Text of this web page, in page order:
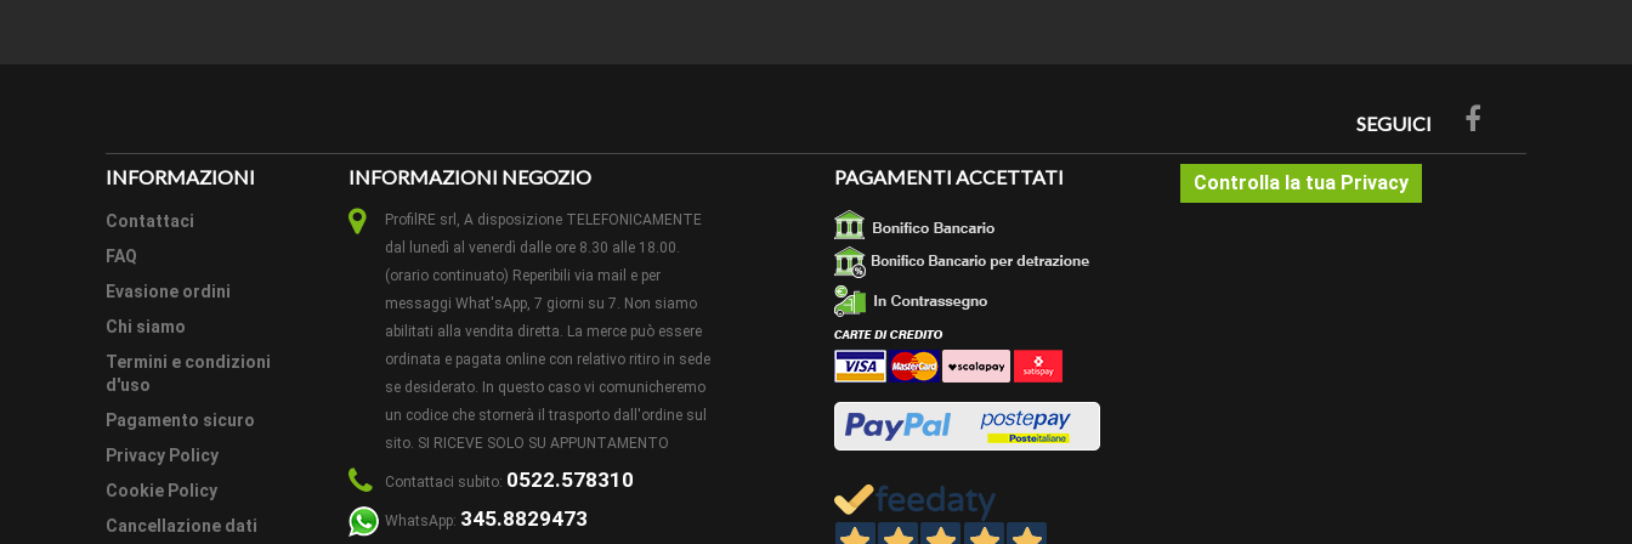
PARTICOLARITÀ DI
In caso di posa di cavi diversi da quelli ADSL, stereo o simili, ma appartenenti all'impianto elettrico, è sempre
consigliabile consultare un elettricista per garantire la conformità dell'impianto
METODO DI POSA A colla o con i tasselli (NON FORNITI)
CONDIZIONI: NUOVO - aggiornamento 25-04-2025
SEGUICI
INFORMAZIONI
Contattaci
FAQ
Evasione ordini
Chi siamo
Termini e condizioni
d'uso
Pagamento sicuro
Privacy Policy
Cookie Policy
Cancellazione dati
INFORMAZIONI NEGOZIO
ProfilRE srl, A disposizione TELEFONICAMENTE
dal lunedì al venerdì dalle ore 8.30 alle 18.00.
(orario continuato) Reperibili via mail e per
messaggi What'sApp, 7 giorni su 7. Non siamo
abilitati alla vendita diretta. La merce può essere
ordinata e pagata online con relativo ritiro in sede
se desiderato. In questo caso vi comunicheremo
un codice che stornerà il trasporto dall'ordine sul
sito. SI RICEVE SOLO SU APPUNTAMENTO
Contattaci subito: 0522.578310
WhatsApp: 345.8829473
PAGAMENTI ACCETTATI Controlla la tua Privacy